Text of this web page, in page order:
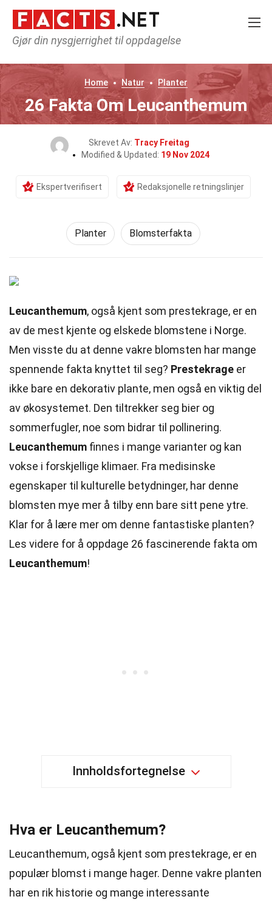
Gjør din nysgjerrighet til oppdagelse
Home Natur Planter
26 Fakta Om Leucanthemum
Skrevet Av: Tracy Freitag
Modified & Updated: 19 Nov 2024
Ekspertverifisert Redaksjonelle retningslinjer
Planter Blomsterfakta
Leucanthemum, også kjent som prestekrage, er en
av de mest kjente og elskede blomstene i Norge.
Men visste du at denne vakre blomsten har mange
spennende fakta knyttet til seg? Prestekrage er
ikke bare en dekorativ plante, men også en viktig del
av økosystemet. Den tiltrekker seg bier og
sommerfugler, noe som bidrar til pollinering.
Leucanthemum finnes i mange varianter og kan
vokse i forskjellige klimaer. Fra medisinske
egenskaper til kulturelle betydninger, har denne
blomsten mye mer å tilby enn bare sitt pene ytre.
Klar for å lære mer om denne fantastiske planten?
Les videre for å oppdage 26 fascinerende fakta om
Leucanthemum!
Innholdsfortegnelse
Hva er Leucanthemum?
Leucanthemum, også kjent som prestekrage, er en
populær blomst i mange hager. Denne vakre planten
har en rik historie og mange interessante